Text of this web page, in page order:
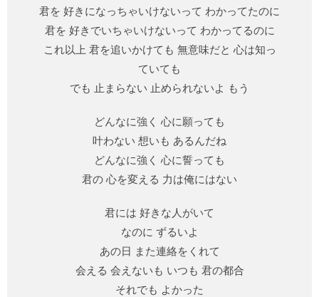
君を 好きになっちゃいけないって わかってたのに
君を 好きでいちゃいけないって わかってるのに
これ以上 君を追いかけても 無意味だと 心は知っ
ていても
でも 止まらない 止められないよ もう
どんなに強く 心に願っても
叶わない 想いも あるんだね
どんなに強く 心に誓っても
君の 心を変える 力は俺にはない
君には 好きな人がいて
なのに ずるいよ
あの日 また連絡をくれて
会える 会えないも いつも 君の都合
それでも よかった